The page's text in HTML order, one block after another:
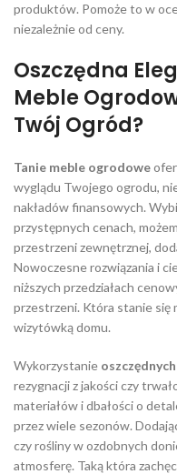
produktów. Pomoże to w
niezależnie od ceny.
Oszczędna
Meble
Twój Ogród?
Tanie meble ogrodowe
wyglądu Twojego ogrodu,
nakładów finansowych.
przystępnych cenach,
przestrzeni zewnętrznej,
Nowoczesne rozwiązania i
niższych przedziałach
przestrzeni. Która stanie się
wizytówką domu.
Wykorzystanie
rezygnacji z jakości czy
materiałów i dbałości o
przez wiele sezonów.
czy rośliny w ozdobnych
atmosferę. Taką która